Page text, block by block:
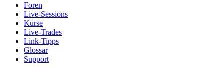
Foren
Live-Sessions
Kurse
Live-Trades
Link-Tipps
Glossar
Support